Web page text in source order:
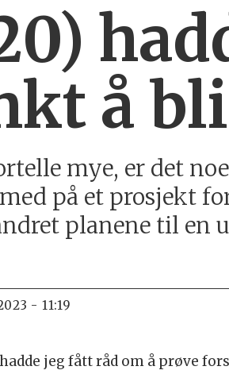
å
mye, er det
på et prosjekt
planene til en
- 11:19
jeg fått råd om å prøve